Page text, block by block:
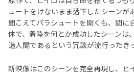
ュートをけないまま落下したシーンが
聞こえてパラシュートを開くも、間に
体で、着陸を何とか成功したシーンは
造人間であるという冗談が流行ったき
新映像はこのシーンを完全再現し、ヒ